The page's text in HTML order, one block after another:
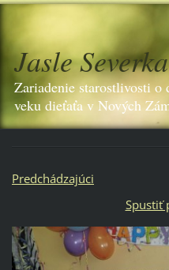
Jasle Severka
Zariadenie starostlivosti o
veku dieťaťa v Nových
Predchádzajúci
Spustiť